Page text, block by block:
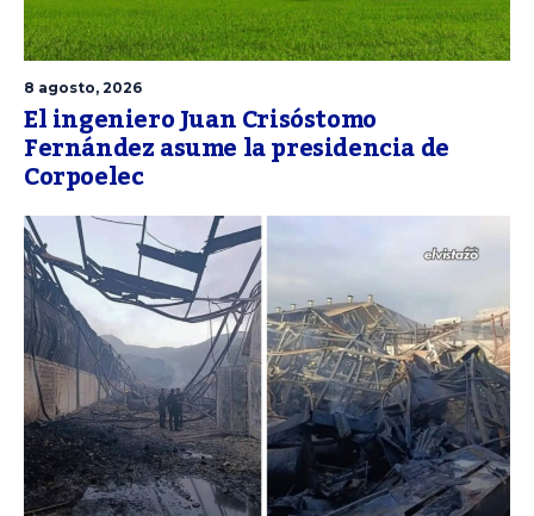
8 agosto, 2026
El ingeniero Juan Crisóstomo
Fernández asume la presidencia de
Corpoelec